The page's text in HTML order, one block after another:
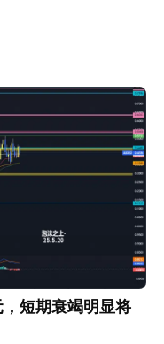
短期衰竭明显将